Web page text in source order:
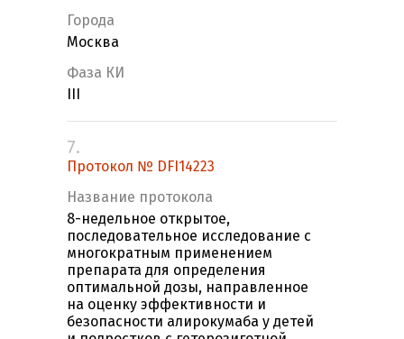
Города
Москва
Фаза КИ
7.
Протокол № DFI14223
Название протокола
8-недельное открытое,
последовательное исследование с
многократным применением
препарата для определения
оптимальной дозы, направленное
на оценку эффективности и
безопасности алирокумаба у детей